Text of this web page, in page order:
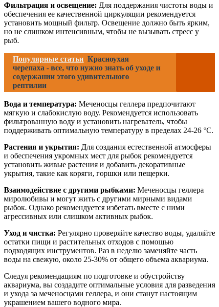
Фильтрация и освещение: Для поддержания чистоты воды и
обеспечения ее качественной циркуляции рекомендуется
установить мощный фильтр. Освещение должно быть ярким,
но не слишком интенсивным, чтобы не вызывать стресс у
рыб.
Популярные статьи Красноухая
черепаха - все, что нужно знать об уходе и
содержании этого удивительного
рептилии
Вода и температура: Меченосцы геллера предпочитают
мягкую и слабокислую воду. Рекомендуется использовать
фильтрованную воду и установить нагреватель, чтобы
поддерживать оптимальную температуру в пределах 24-26 °C.
Растения и укрытия: Для создания естественной атмосферы
и обеспечения укромных мест для рыбок рекомендуется
установить живые растения и добавить декоративные
укрытия, такие как коряги, горшки или пещерки.
Взаимодействие с другими рыбками: Меченосцы геллера
миролюбивы и могут жить с другими мирными видами
рыбок. Однако рекомендуется избегать вместе с ними
агрессивных или слишком активных рыбок.
Уход и чистка: Регулярно проверяйте качество воды, удаляйте
остатки пищи и растительных отходов с помощью
подходящих инструментов. Раз в неделю заменяйте часть
воды на свежую, около 25-30% от общего объема аквариума.
Следуя рекомендациям по подготовке и обустройству
аквариума, вы создадите оптимальные условия для разведения
и ухода за меченосцами геллера, и они станут настоящим
украшением вашего водного мира.